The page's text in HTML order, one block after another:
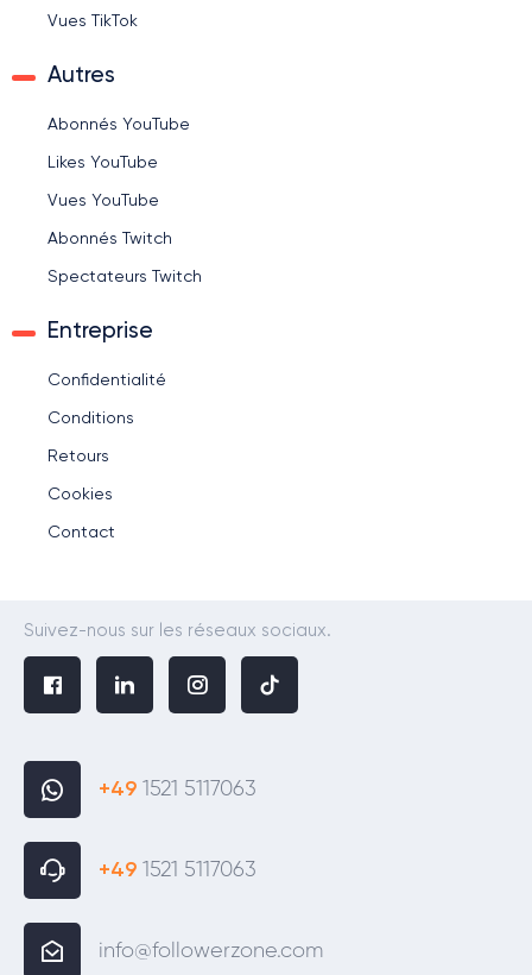
Vues TikTok
Autres
Abonnés YouTube
Likes YouTube
Vues YouTube
Abonnés Twitch
Spectateurs Twitch
Entreprise
Confidentialité
Conditions
Retours
Cookies
Contact
Suivez-nous sur les réseaux sociaux.
+49 1521 5117063
+49 1521 5117063
info@followerzone.com